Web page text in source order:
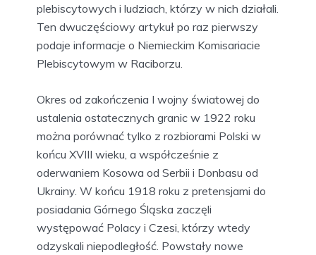
plebiscytowych i ludziach, którzy w nich działali.
Ten dwuczęściowy artykuł po raz pierwszy
podaje informacje o Niemieckim Komisariacie
Plebiscytowym w Raciborzu.
Okres od zakończenia I wojny światowej do
ustalenia ostatecznych granic w 1922 roku
można porównać tylko z rozbiorami Polski w
końcu XVIII wieku, a współcześnie z
oderwaniem Kosowa od Serbii i Donbasu od
Ukrainy. W końcu 1918 roku z pretensjami do
posiadania Górnego Śląska zaczęli
występować Polacy i Czesi, którzy wtedy
odzyskali niepodległość. Powstały nowe